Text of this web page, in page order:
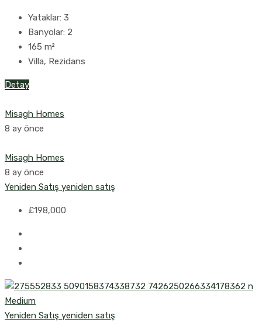
Yataklar: 3
Banyolar: 2
165 m²
Villa, Rezidans
Detay
Misagh Homes
8 ay önce
Misagh Homes
8 ay önce
Yeniden Satış yeniden satış
£198,000
Yeniden Satış yeniden satış